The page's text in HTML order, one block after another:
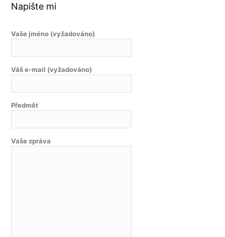
Napište mi
Vaše jméno (vyžadováno)
Váš e-mail (vyžadováno)
Předmět
Vaše zpráva